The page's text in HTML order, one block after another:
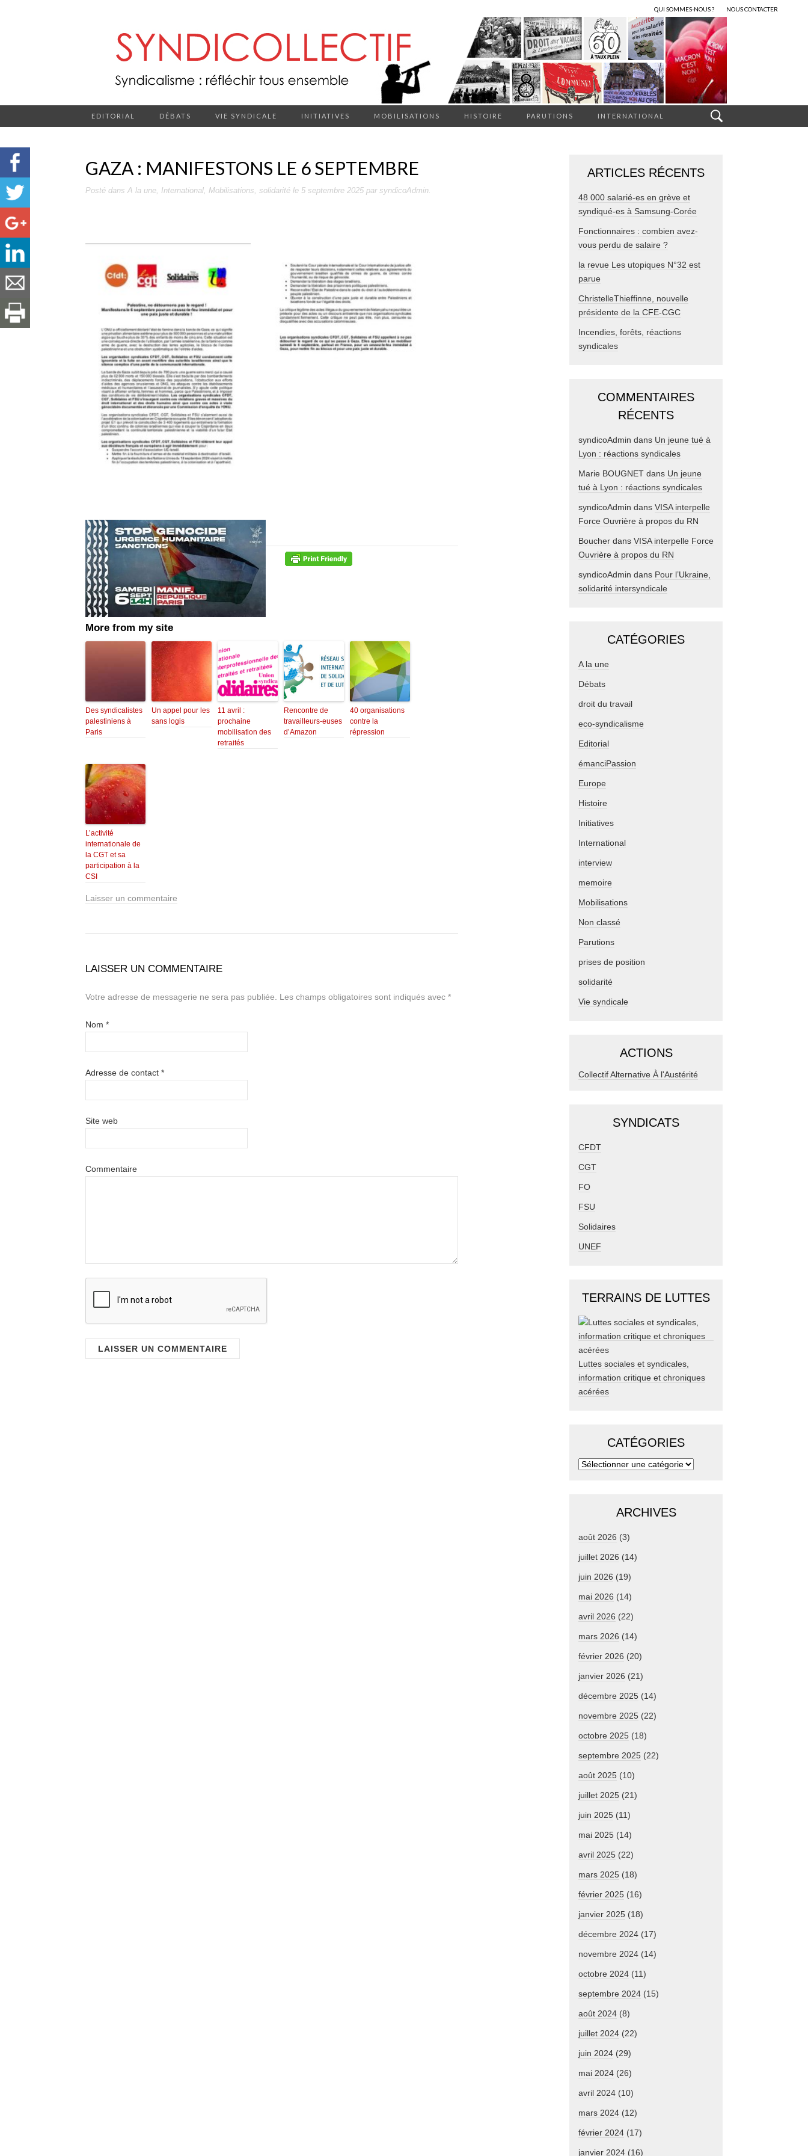
QUI SOMMES-NOUS ? NOUS CONTACTER
EDITORIAL DÉBATS VIE SYNDICALE INITIATIVES MOBILISATIONS HISTOIRE PARUTIONS INTERNATIONAL
GAZA : MANIFESTONS LE 6 SEPTEMBRE
Posté dans A la une, International, Mobilisations, solidarité le 5 septembre 2025 par syndicoAdmin.
More from my site
Des syndicalistes
palestiniens à
Paris
Un appel pour les
sans logis
11 avril :
prochaine
mobilisation des
retraités
Rencontre de
travailleurs-euses
d’Amazon
40 organisations
contre la
répression
L’activité
internationale de
la CGT et sa
participation à la
CSI
Laisser un commentaire
LAISSER UN COMMENTAIRE
Votre adresse de messagerie ne sera pas publiée. Les champs obligatoires sont indiqués avec *
Nom *
Adresse de contact *
Site web
Commentaire
ARTICLES RÉCENTS
48 000 salarié-es en grève et
syndiqué-es à Samsung-Corée
Fonctionnaires : combien avez-
vous perdu de salaire ?
la revue Les utopiques N°32 est
parue
ChristelleThieffinne, nouvelle
présidente de la CFE-CGC
Incendies, forêts, réactions
syndicales
COMMENTAIRES
RÉCENTS
syndicoAdmin dans Un jeune tué à
Lyon : réactions syndicales
Marie BOUGNET dans Un jeune
tué à Lyon : réactions syndicales
syndicoAdmin dans VISA interpelle
Force Ouvrière à propos du RN
Boucher dans VISA interpelle Force
Ouvrière à propos du RN
syndicoAdmin dans Pour l’Ukraine,
solidarité intersyndicale
CATÉGORIES
A la une
Débats
droit du travail
eco-syndicalisme
Editorial
émanciPassion
Europe
Histoire
Initiatives
International
interview
memoire
Mobilisations
Non classé
Parutions
prises de position
solidarité
Vie syndicale
ACTIONS
Collectif Alternative À l'Austérité
SYNDICATS
CFDT
CGT
FO
FSU
Solidaires
UNEF
TERRAINS DE LUTTES
Luttes sociales et syndicales,
information critique et chroniques
acérées
CATÉGORIES
ARCHIVES
août 2026 (3)
juillet 2026 (14)
juin 2026 (19)
mai 2026 (14)
avril 2026 (22)
mars 2026 (14)
février 2026 (20)
janvier 2026 (21)
décembre 2025 (14)
novembre 2025 (22)
octobre 2025 (18)
septembre 2025 (22)
août 2025 (10)
juillet 2025 (21)
juin 2025 (11)
mai 2025 (14)
avril 2025 (22)
mars 2025 (18)
février 2025 (16)
janvier 2025 (18)
décembre 2024 (17)
novembre 2024 (14)
octobre 2024 (11)
septembre 2024 (15)
août 2024 (8)
juillet 2024 (22)
juin 2024 (29)
mai 2024 (26)
avril 2024 (10)
mars 2024 (12)
février 2024 (17)
janvier 2024 (16)